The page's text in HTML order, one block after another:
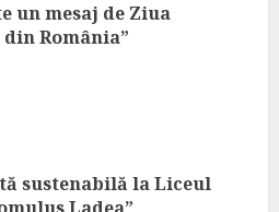
un mesaj de Ziua
România”
sustenabilă la Liceul